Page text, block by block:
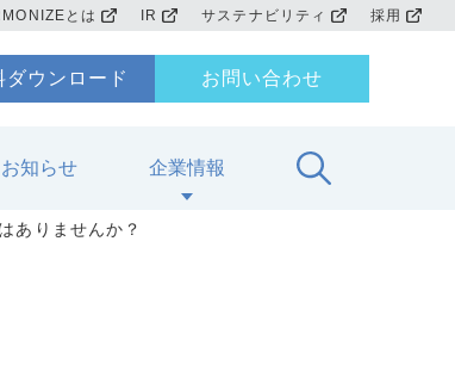
とは IR サステナビリティ 採用
お知らせ 企業情報
ダウンロード お問い合わせ
ありませんか？